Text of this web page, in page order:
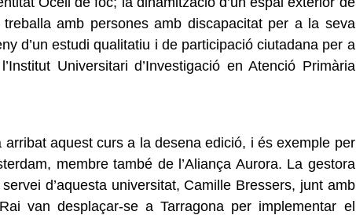
amb persones amb discapacitat per a la seva
d’un estudi qualitatiu i de participació ciutadana per a
Universitari d’Investigació en Atenció Primària
aquest curs a la desena edició, i és exemple per
membre també de l’Aliança Aurora. La gestora
d’aquesta universitat, Camille Bressers, junt amb
van desplaçar-se a Tarragona per implementar el